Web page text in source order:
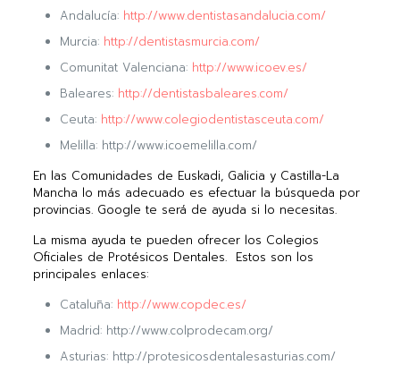
Andalucía: http://www.dentistasandalucia.com/
Murcia: http://dentistasmurcia.com/
Comunitat Valenciana: http://www.icoev.es/
Baleares: http://dentistasbaleares.com/
Ceuta: http://www.colegiodentistasceuta.com/
Melilla: http://www.icoemelilla.com/
En las Comunidades de Euskadi, Galicia y Castilla-La
Mancha lo más adecuado es efectuar la búsqueda por
provincias. Google te será de ayuda si lo necesitas.
La misma ayuda te pueden ofrecer los Colegios
Oficiales de Protésicos Dentales. Estos son los
principales enlaces:
Cataluña: http://www.copdec.es/
Madrid: http://www.colprodecam.org/
Asturias: http://protesicosdentalesasturias.com/